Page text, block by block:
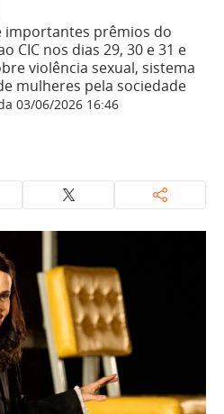
importantes prêmios do
CIC nos dias 29, 30 e 31 e
violência sexual, sistema
mulheres pela sociedade
03/06/2026 16:46